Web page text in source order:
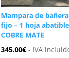
Mampara de bañera
fijo – 1 hoja
COBRE MATE
345.00€ - IVA